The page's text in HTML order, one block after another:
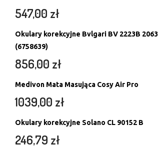
547,00 zł
Okulary korekcyjne Bvlgari BV 2223B 2063
(6758639)
856,00 zł
Medivon Mata Masująca Cosy Air Pro
1039,00 zł
Okulary korekcyjne Solano CL 90152 B
246,79 zł